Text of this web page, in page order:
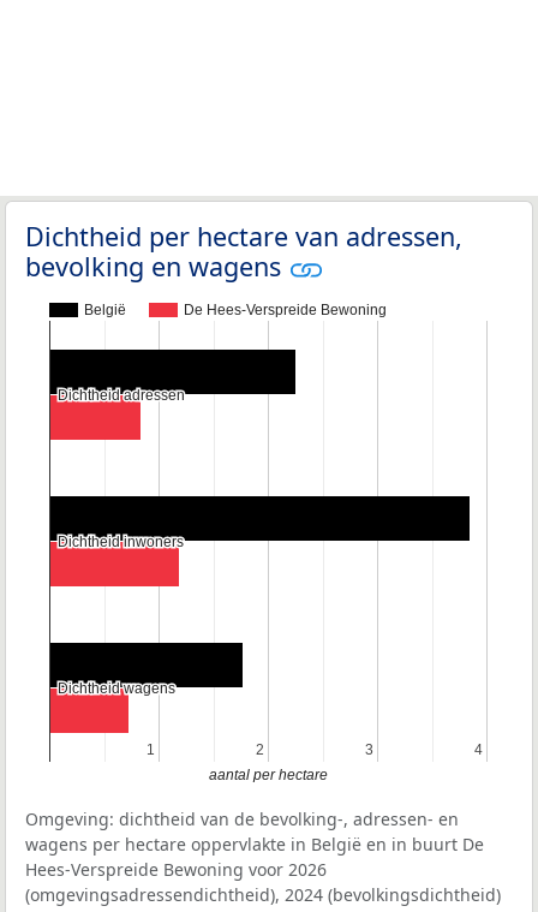
Dichtheid per hectare van adressen,
bevolking en wagens
België De Hees-Verspreide Bewoning
1
1 2
2 3
3 4
4
Dichtheid adressen
Dichtheid adressen
Dichtheid inwoners
Dichtheid inwoners
Dichtheid wagens
Dichtheid wagens
aantal per hectare
Omgeving: dichtheid van de bevolking-, adressen- en
wagens per hectare oppervlakte in België en in buurt De
Hees-Verspreide Bewoning voor 2026
(omgevingsadressendichtheid), 2024 (bevolkingsdichtheid)